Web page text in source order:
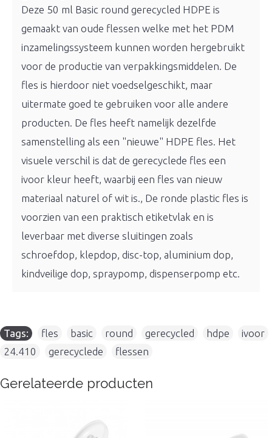
Deze 50 ml Basic round gerecycled HDPE is
gemaakt van oude flessen welke met het PDM
inzamelingssysteem kunnen worden hergebruikt
voor de productie van verpakkingsmiddelen. De
fles is hierdoor niet voedselgeschikt, maar
uitermate goed te gebruiken voor alle andere
producten. De fles heeft namelijk dezelfde
samenstelling als een "nieuwe" HDPE fles. Het
visuele verschil is dat de gerecyclede fles een
ivoor kleur heeft, waarbij een fles van nieuw
materiaal naturel of wit is., De ronde plastic fles is
voorzien van een praktisch etiketvlak en is
leverbaar met diverse sluitingen zoals
schroefdop, klepdop, disc-top, aluminium dop,
kindveilige dop, spraypomp, dispenserpomp etc.
Tags: fles basic round gerecycled hdpe ivoor
24.410
gerecyclede flessen
Gerelateerde producten